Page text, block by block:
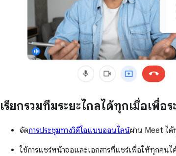
เรียกรวมทีมระยะไกลได้ทุกเมื่อเพื่
จัดการประชุมทางวิดีโอแบบออนไลน์ผ่าน Meet ได้
ใช้การแชร์หน้าจอและเอกสารที่แชร์เพื่อให้ทุกคนไ